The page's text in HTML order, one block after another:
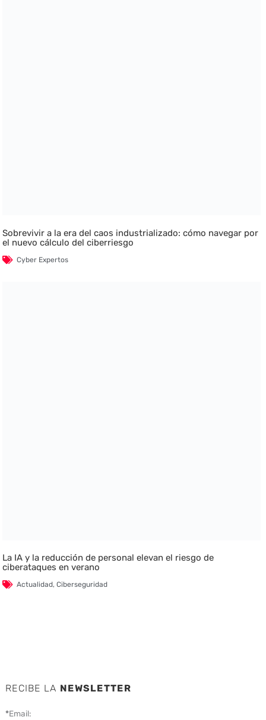
Sobrevivir a la era del caos industrializado: cómo navegar por
el nuevo cálculo del ciberriesgo
Cyber Expertos
La IA y la reducción de personal elevan el riesgo de
ciberataques en verano
Actualidad,Ciberseguridad
RECIBE LA NEWSLETTER
*Email: